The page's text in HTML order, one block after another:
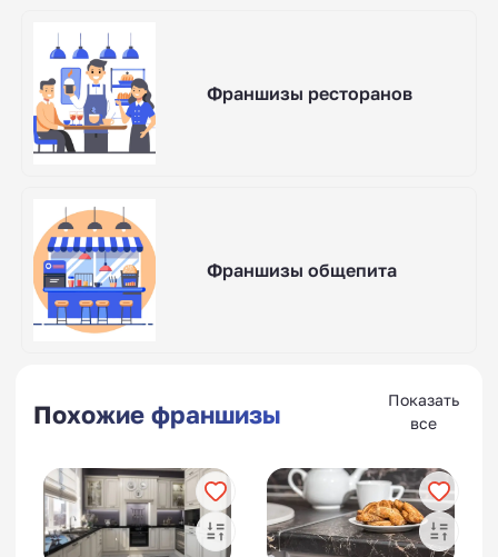
Франшизы ресторанов
Франшизы общепита
Похожие франшизы
Показать
все